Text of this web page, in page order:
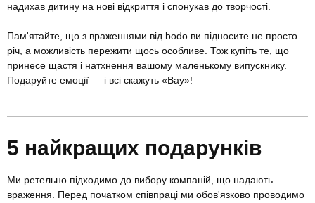
надихав дитину на нові відкриття і спонукав до творчості.
Пам'ятайте, що з враженнями від bodo ви підносите не просто
річ, а можливість пережити щось особливе. Тож купіть те, що
принесе щастя і натхнення вашому маленькому випускнику.
Подаруйте емоції — і всі скажуть «Вау»!
5 найкращих подарунків
Ми ретельно підходимо до вибору компаній, що надають
враження. Перед початком співпраці ми обов'язково проводимо